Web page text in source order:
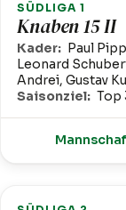
SÜDLIGA 1
Knaben 15 II
Kader: Paul
Leonard
Andrei, Gustav
Saisonziel: Top